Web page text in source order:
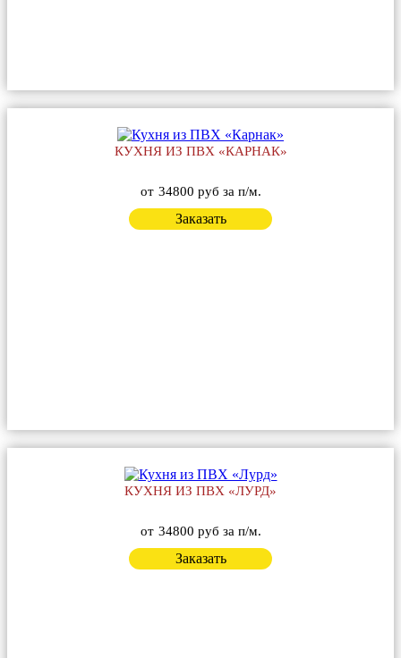
КУХНЯ ИЗ ПВХ «КАРНАК»
от 34800 руб за п/м.
Заказать
КУХНЯ ИЗ ПВХ «ЛУРД»
от 34800 руб за п/м.
Заказать